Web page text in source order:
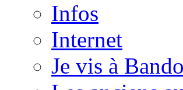
Infos
Internet
Je vis à